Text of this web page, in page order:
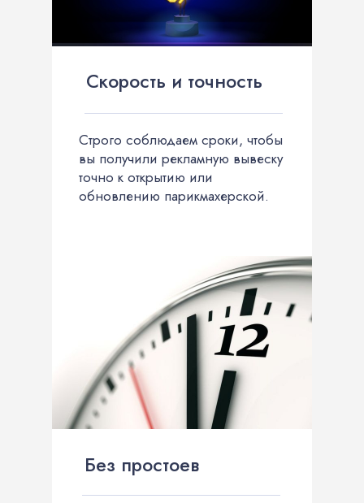
Скорость и точность
Строго соблюдаем сроки, чтобы
вы получили рекламную вывеску
точно к открытию или
обновлению парикмахерской.
Без простоев